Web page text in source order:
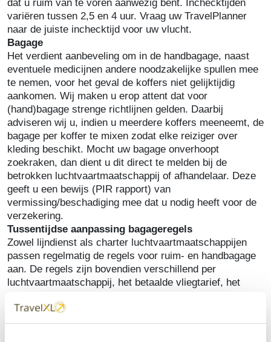
dat u ruim van te voren aanwezig bent. Inchecktijden
variëren tussen 2,5 en 4 uur. Vraag uw TravelPlanner
naar de juiste inchecktijd voor uw vlucht.
Bagage
Het verdient aanbeveling om in de handbagage, naast
eventuele medicijnen andere noodzakelijke spullen mee
te nemen, voor het geval de koffers niet gelijktijdig
aankomen. Wij maken u erop attent dat voor
(hand)bagage strenge richtlijnen gelden. Daarbij
adviseren wij u, indien u meerdere koffers meeneemt, de
bagage per koffer te mixen zodat elke reiziger over
kleding beschikt. Mocht uw bagage onverhoopt
zoekraken, dan dient u dit direct te melden bij de
betrokken luchtvaartmaatschappij of afhandelaar. Deze
geeft u een bewijs (PIR rapport) van
vermissing/beschadiging mee dat u nodig heeft voor de
verzekering.
Tussentijdse aanpassing bagageregels
Zowel lijndienst als charter luchtvaartmaatschappijen
passen regelmatig de regels voor ruim- en handbagage
aan. De regels zijn bovendien verschillend per
luchtvaartmaatschappij, het betaalde vliegtarief, het
dat op de luchthaven bij checkin doet, soms betaalt u
per stuk of per gewicht, etc. Onoverzichtelijke regels die